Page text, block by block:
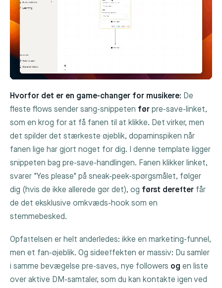
Hvorfor det er en game-changer for musikere: De
fleste flows sender sang-snippeten før pre-save-linket,
som en krog for at få fanen til at klikke. Det virker, men
det spilder det stærkeste øjeblik, dopaminspiken når
fanen lige har gjort noget for dig. I denne template ligger
snippeten bag pre-save-handlingen. Fanen klikker linket,
svarer "Yes please" på sneak-peek-spørgsmålet, følger
dig (hvis de ikke allerede gør det), og først derefter får
de det eksklusive omkvæds-hook som en
stemmebesked.
Opfattelsen er helt anderledes: ikke en marketing-funnel,
men et fan-øjeblik. Og sideeffekten er massiv: Du samler
i samme bevægelse pre-saves, nye followers og en liste
over aktive DM-samtaler, som du kan kontakte igen ved